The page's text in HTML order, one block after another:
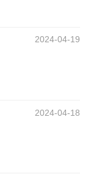
2024-04-19
2024-04-18